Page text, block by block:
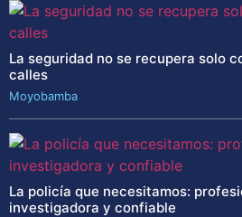
La seguridad no se recupera solo
calles
Moyobamba
La policía que necesitamos:
investigadora y confiable